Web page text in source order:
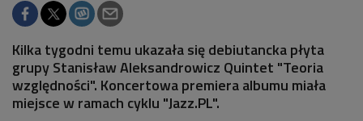
Kilka tygodni temu ukazała się debiutancka płyta
grupy Stanisław Aleksandrowicz Quintet "Teoria
względności". Koncertowa premiera albumu miała
miejsce w ramach cyklu "Jazz.PL".